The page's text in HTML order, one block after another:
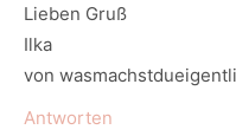
Lieben Gruß
Ilka
von
Antworten